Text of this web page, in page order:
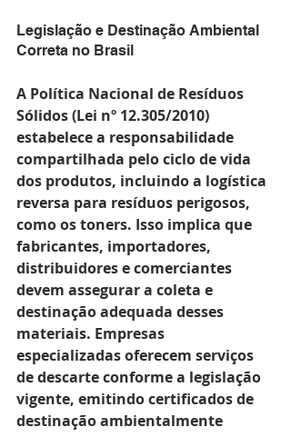
Legislação e Destinação Ambiental
Correta no Brasil
A Política Nacional de Resíduos
Sólidos (Lei nº 12.305/2010)
estabelece a responsabilidade
compartilhada pelo ciclo de vida
dos produtos, incluindo a logística
reversa para resíduos perigosos,
como os toners. Isso implica que
fabricantes, importadores,
distribuidores e comerciantes
devem assegurar a coleta e
destinação adequada desses
materiais. Empresas
especializadas oferecem serviços
de descarte conforme a legislação
vigente, emitindo certificados de
destinação ambientalmente